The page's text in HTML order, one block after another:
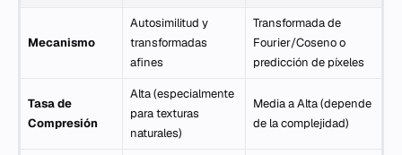
Mecanismo
Autosimilitud y
transformadas
afines
Transformada de
Fourier/Coseno o
predicción de píxeles
Tasa de
Compresión
Alta (especialmente
para texturas
naturales)
Media a Alta (depende
de la complejidad)